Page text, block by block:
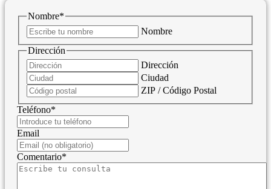
Nombre*
Nombre
Dirección
Dirección
Ciudad
ZIP / Código Postal
Teléfono*
Email
Comentario*